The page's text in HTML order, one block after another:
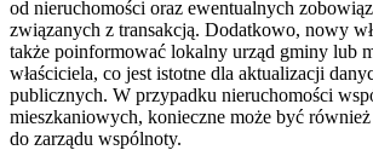
od nieruchomości oraz ewentualnych
związanych z transakcją. Dodatkowo, nowy
także poinformować lokalny urząd gminy lub
właściciela, co jest istotne dla aktualizacji
publicznych. W przypadku nieruchomości
mieszkaniowych, konieczne może być również
do zarządu wspólnoty.